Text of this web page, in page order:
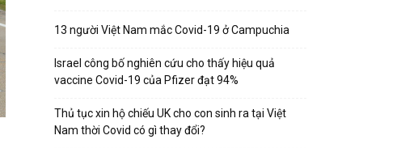
13 người Việt Nam mắc Covid-19 ở Campuchia
Israel công bố nghiên cứu cho thấy hiệu quả
vaccine Covid-19 của Pfizer đạt 94%
Thủ tục xin hộ chiếu UK cho con sinh ra tại Việt
Nam thời Covid có gì thay đổi?